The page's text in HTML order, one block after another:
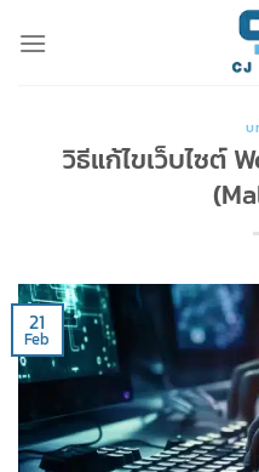
บ
วิธีแก้ไขเว็บไซต์
21
Feb